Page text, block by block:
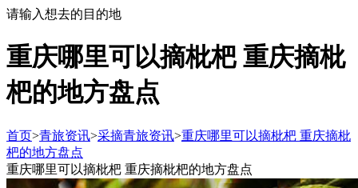
请输入想去的目的地
重庆哪里可以摘枇杷 重庆摘枇
杷的地方盘点
首页>青旅资讯>采摘青旅资讯>重庆哪里可以摘枇杷 重庆摘枇
杷的地方盘点
重庆哪里可以摘枇杷 重庆摘枇杷的地方盘点